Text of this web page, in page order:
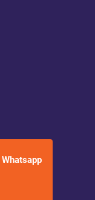
Whatsapp